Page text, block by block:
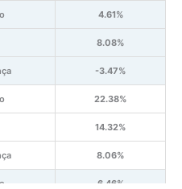
4.61%
8.08%
-3.47%
22.38%
14.32%
8.06%
6.46%